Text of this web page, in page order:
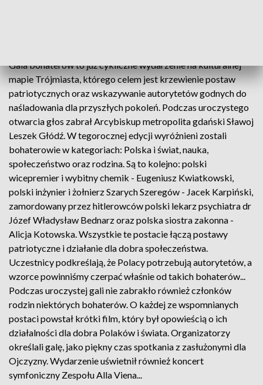
Gala bohaterów to już cykliczne wydarzenie na kulturalnej
mapie Trójmiasta, którego celem jest krzewienie postaw
patriotycznych oraz wskazywanie autorytetów godnych do
naśladowania dla przyszłych pokoleń. Podczas uroczystego
otwarcia głos zabrał Arcybiskup metropolita gdański Sławoj
Leszek Głódź. W tegorocznej edycji wyróżnieni zostali
bohaterowie w kategoriach: Polska i świat, nauka,
społeczeństwo oraz rodzina. Są to kolejno: polski
wicepremier i wybitny chemik - Eugeniusz Kwiatkowski,
polski inżynier i żołnierz Szarych Szeregów - Jacek Karpiński,
zamordowany przez hitlerowców polski lekarz psychiatra dr
Józef Władysław Bednarz oraz polska siostra zakonna -
Alicja Kotowska. Wszystkie te postacie łączą postawy
patriotyczne i działanie dla dobra społeczeństwa.
Uczestnicy podkreślają, że Polacy potrzebują autorytetów, a
wzorce powinniśmy czerpać właśnie od takich bohaterów...
Podczas uroczystej gali nie zabrakło również członków
rodzin niektórych bohaterów. O każdej ze wspomnianych
postaci powstał krótki film, który był opowieścią o ich
działalności dla dobra Polaków i świata. Organizatorzy
określali galę, jako piękny czas spotkania z zasłużonymi dla
Ojczyzny. Wydarzenie uświetnił również koncert
symfoniczny Zespołu Alla Viena...